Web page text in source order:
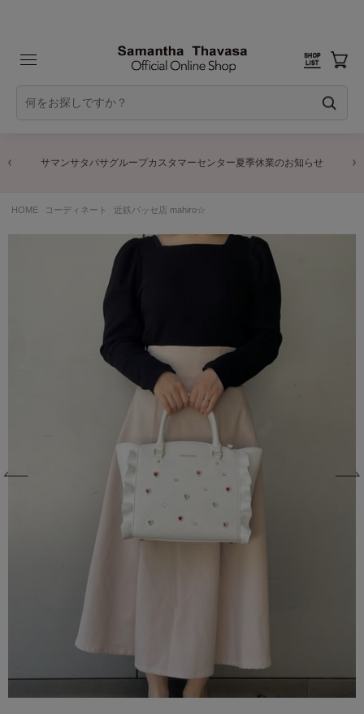
サマンサタバサグループカスタマーセンター夏季休業のお知らせ
HOME コーディネート 近鉄パッセ店 mahiro☆